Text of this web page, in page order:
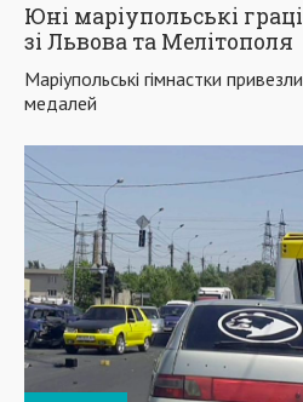
Юні маріупольські
зі Львова та Мелітополя
Маріупольські гімнастки
медалей